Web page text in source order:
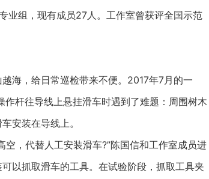
业组，现有成员27人。工作室曾获评全国示范
海，给日常巡检带来不便。2017年7月的一
作杆往导线上悬挂滑车时遇到了难题：周围树木
安装在导线上。
，代替人工安装滑车?”陈国信和工作室成员进
以抓取滑车的工具。在试验阶段，抓取工具夹